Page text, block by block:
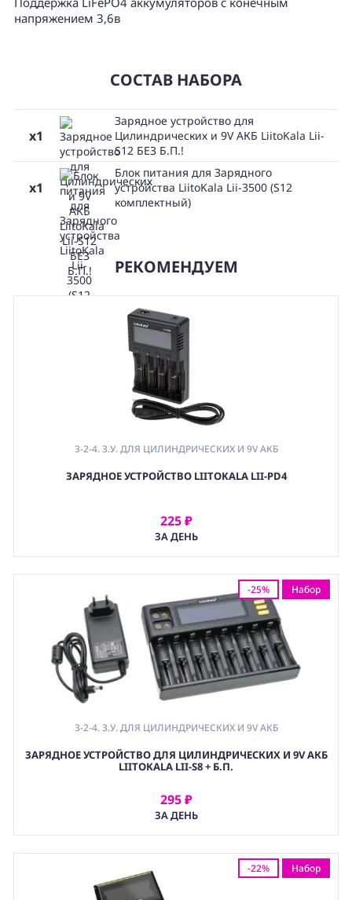
напряжением 3,6в
СОСТАВ НАБОРА
x1
Зарядное устройство для
Цилиндрических и 9V АКБ LiitoKala Lii-
S12 БЕЗ Б.П.!
x1
Блок питания для Зарядного
устройства LiitoKala Lii-3500 (S12
комплектный)
РЕКОМЕНДУЕМ
3-2-4. З.У. ДЛЯ ЦИЛИНДРИЧЕСКИХ И 9V АКБ
3. ЗАРЯДНЫЕ УСТРОЙСТВА
ЗАРЯДНОЕ УСТРОЙСТВО LIITOKALA LII-PD4
225 ₽
ЗА ДЕНЬ
АРЕНДОВАТЬ
-25% Набор
3-2-4. З.У. ДЛЯ ЦИЛИНДРИЧЕСКИХ И 9V АКБ
ЗАРЯДНОЕ УСТРОЙСТВО ДЛЯ ЦИЛИНДРИЧЕСКИХ И 9V АКБ
LIITOKALA LII-S8 + Б.П.
295 ₽
ЗА ДЕНЬ
АРЕНДОВАТЬ
-22% Набор